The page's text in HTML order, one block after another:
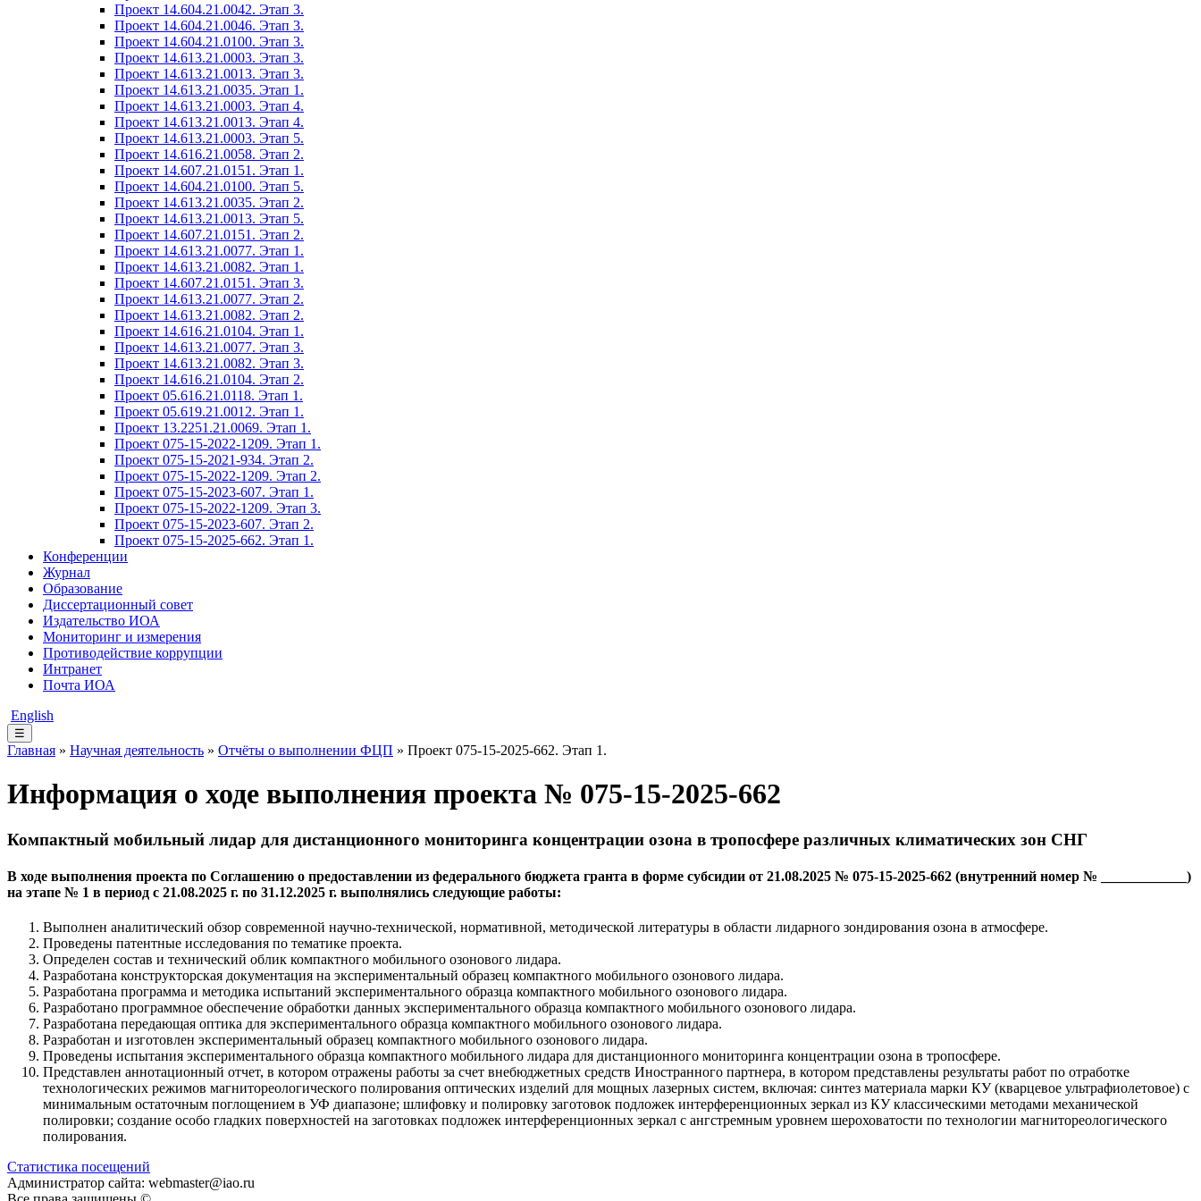
Проект 14.604.21.0042. Этап 3.
Проект 14.604.21.0046. Этап 3.
Проект 14.604.21.0100. Этап 3.
Проект 14.613.21.0003. Этап 3.
Проект 14.613.21.0013. Этап 3.
Проект 14.613.21.0035. Этап 1.
Проект 14.613.21.0003. Этап 4.
Проект 14.613.21.0013. Этап 4.
Проект 14.613.21.0003. Этап 5.
Проект 14.616.21.0058. Этап 2.
Проект 14.607.21.0151. Этап 1.
Проект 14.604.21.0100. Этап 5.
Проект 14.613.21.0035. Этап 2.
Проект 14.613.21.0013. Этап 5.
Проект 14.607.21.0151. Этап 2.
Проект 14.613.21.0077. Этап 1.
Проект 14.613.21.0082. Этап 1.
Проект 14.607.21.0151. Этап 3.
Проект 14.613.21.0077. Этап 2.
Проект 14.613.21.0082. Этап 2.
Проект 14.616.21.0104. Этап 1.
Проект 14.613.21.0077. Этап 3.
Проект 14.613.21.0082. Этап 3.
Проект 14.616.21.0104. Этап 2.
Проект 05.616.21.0118. Этап 1.
Проект 05.619.21.0012. Этап 1.
Проект 13.2251.21.0069. Этап 1.
Проект 075-15-2022-1209. Этап 1.
Проект 075-15-2021-934. Этап 2.
Проект 075-15-2022-1209. Этап 2.
Проект 075-15-2023-607. Этап 1.
Проект 075-15-2022-1209. Этап 3.
Проект 075-15-2023-607. Этап 2.
Проект 075-15-2025-662. Этап 1.
Конференции
Журнал
Образование
Диссертационный совет
Издательство ИОА
Мониторинг и измерения
Противодействие коррупции
Интранет
Почта ИОА
English
☰
Главная » Научная деятельность » Отчёты о выполнении ФЦП » Проект 075-15-2025-662. Этап 1.
Информация о ходе выполнения проекта № 075-15-2025-662
Компактный мобильный лидар для дистанционного мониторинга концентрации озона в тропосфере различных климатических зон СНГ
В ходе выполнения проекта по Соглашению о предоставлении из федерального бюджета гранта в форме субсидии от 21.08.2025 № 075-15-2025-662 (внутренний номер № ____________)
на этапе № 1 в период с 21.08.2025 г. по 31.12.2025 г. выполнялись следующие работы:
Выполнен аналитический обзор современной научно-технической, нормативной, методической литературы в области лидарного зондирования озона в атмосфере.
Проведены патентные исследования по тематике проекта.
Определен состав и технический облик компактного мобильного озонового лидара.
Разработана конструкторская документация на экспериментальный образец компактного мобильного озонового лидара.
Разработана программа и методика испытаний экспериментального образца компактного мобильного озонового лидара.
Разработано программное обеспечение обработки данных экспериментального образца компактного мобильного озонового лидара.
Разработана передающая оптика для экспериментального образца компактного мобильного озонового лидара.
Разработан и изготовлен экспериментальный образец компактного мобильного озонового лидара.
Проведены испытания экспериментального образца компактного мобильного лидара для дистанционного мониторинга концентрации озона в тропосфере.
Представлен аннотационный отчет, в котором отражены работы за счет внебюджетных средств Иностранного партнера, в котором представлены результаты работ по отработке
технологических режимов магнитореологического полирования оптических изделий для мощных лазерных систем, включая: синтез материала марки КУ (кварцевое ультрафиолетовое) с
минимальным остаточным поглощением в УФ диапазоне; шлифовку и полировку заготовок подложек интерференционных зеркал из КУ классическими методами механической
полировки; создание особо гладких поверхностей на заготовках подложек интерференционных зеркал с ангстремным уровнем шероховатости по технологии магнитореологического
полирования.
Статистика посещений
Администратор сайта: webmaster@iao.ru